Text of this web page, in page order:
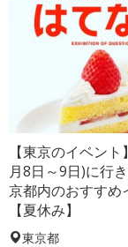
【東京のイベン
月8日～9日)に行
京都内のおすすめ
【夏休み】
東京都